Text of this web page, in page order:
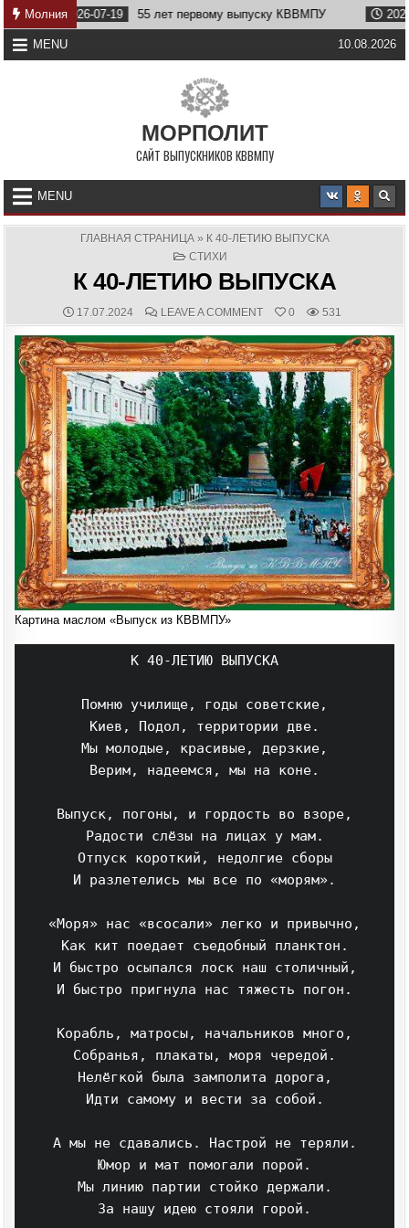
Skip
to
content
Молния
2026-07-19 55 лет первому выпуску КВВМПУ 2026-07-07
MENU 10.08.2026
МОРПОЛИТ
САЙТ ВЫПУСКНИКОВ КВВМПУ
MENU
ГЛАВНАЯ СТРАНИЦА» К 40-ЛЕТИЮ ВЫПУСКА
POSTED
СТИХИ
К 40-ЛЕТИЮ ВЫПУСКА
PUBLISHED
DATE:
17.07.2024 COMMENTS:
LEAVE A COMMENTON
К
40-
ЛЕТИЮ
ВЫПУСКА
0 531
Картина маслом «Выпуск из КВВМПУ»
К 40-ЛЕТИЮ ВЫПУСКА
Помню училище, годы советские,
Киев, Подол, территории две.
Мы молодые, красивые, дерзкие,
Верим, надеемся, мы на коне.
Выпуск, погоны, и гордость во взоре,
Радости слёзы на лицах у мам.
Отпуск короткий, недолгие сборы
И разлетелись мы все по «морям».
«Моря» нас «всосали» легко и привычно,
Как кит поедает съедобный планктон.
И быстро осыпался лоск наш столичный,
И быстро пригнула нас тяжесть погон.
Корабль, матросы, начальников много,
Собранья, плакаты, моря чередой.
Нелёгкой была замполита дорога,
Идти самому и вести за собой.
А мы не сдавались. Настрой не теряли.
Юмор и мат помогали порой.
Мы линию партии стойко держали.
За нашу идею стояли горой.